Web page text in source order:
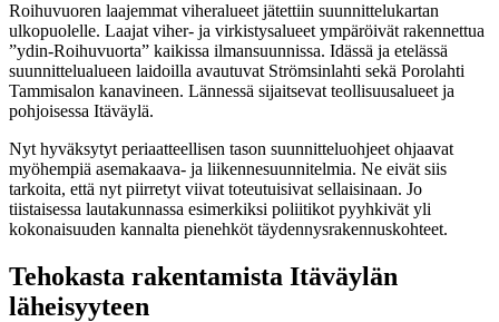
Roihuvuoren laajemmat viheralueet jätettiin suunnittelukartan
ulkopuolelle. Laajat viher- ja virkistysalueet ympäröivät rakennettua
”ydin-Roihuvuorta” kaikissa ilmansuunnissa. Idässä ja etelässä
suunnittelualueen laidoilla avautuvat Strömsinlahti sekä Porolahti
Tammisalon kanavineen. Lännessä sijaitsevat teollisuusalueet ja
pohjoisessa Itäväylä.
Nyt hyväksytyt periaatteellisen tason suunnitteluohjeet ohjaavat
myöhempiä asemakaava- ja liikennesuunnitelmia. Ne eivät siis
tarkoita, että nyt piirretyt viivat toteutuisivat sellaisinaan. Jo
tiistaisessa lautakunnassa esimerkiksi poliitikot pyyhkivät yli
kokonaisuuden kannalta pienehköt täydennysrakennuskohteet.
Tehokasta rakentamista Itäväylän
läheisyyteen